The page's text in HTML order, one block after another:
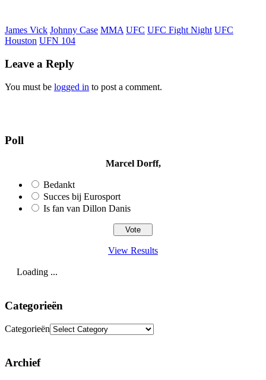
James Vick Johnny Case MMA UFC UFC Fight Night UFC
Houston UFN 104
Leave a Reply
You must be logged in to post a comment.
Poll
Marcel Dorff,
Bedankt
Succes bij Eurosport
Is fan van Dillon Danis
View Results
Loading ...
Categorieën
Categorieën
Archief